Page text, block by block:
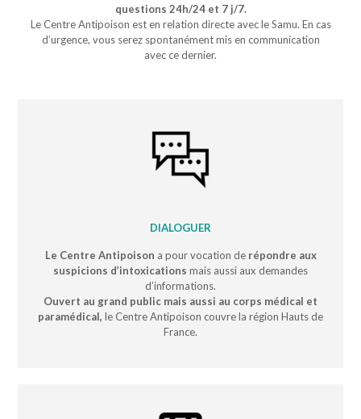
questions 24h/24 et 7 j/7.
Le Centre Antipoison est en relation directe avec le Samu. En cas
d’urgence, vous serez spontanément mis en communication
avec ce dernier.
DIALOGUER
Le Centre Antipoison a pour vocation de répondre aux
suspicions d’intoxications mais aussi aux demandes
d’informations.
Ouvert au grand public mais aussi au corps médical et
paramédical, le Centre Antipoison couvre la région Hauts de
France.